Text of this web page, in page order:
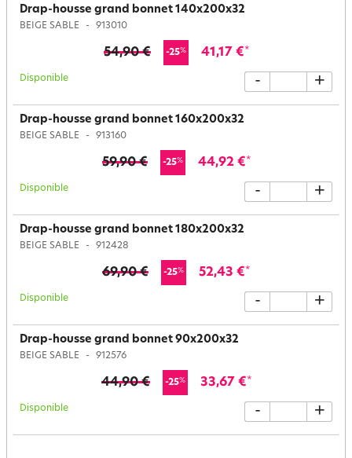
Drap-housse grand bonnet 140x200x32
BEIGE SABLE 913010
54,90 € -25% 41,17 €*
Disponible - +
Drap-housse grand bonnet 160x200x32
BEIGE SABLE 913160
59,90 € -25% 44,92 €*
Disponible - +
Drap-housse grand bonnet 180x200x32
BEIGE SABLE 912428
69,90 € -25% 52,43 €*
Disponible - +
Drap-housse grand bonnet 90x200x32
BEIGE SABLE 912576
44,90 € -25% 33,67 €*
Disponible - +